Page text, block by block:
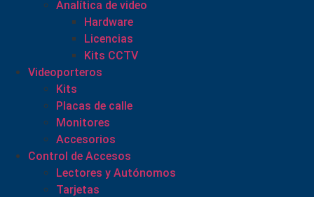
Analítica de video
Hardware
Licencias
Kits CCTV
Videoporteros
Kits
Placas de calle
Monitores
Accesorios
Control de Accesos
Lectores y Autónomos
Tarjetas